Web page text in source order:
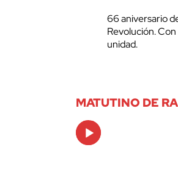
66 aniversario
Revolución.
unidad.
MATUTINO DE
Audio
Player